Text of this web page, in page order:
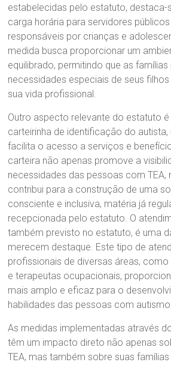
estabelecidas pelo estatuto, destaca-
carga horária para servidores
responsáveis por crianças e
medida busca proporcionar um
equilibrado, permitindo que as
necessidades especiais de seus
sua vida profissional.
Outro aspecto relevante do estatuto é
carteirinha de identificação do
facilita o acesso a serviços e
carteira não apenas promove a
necessidades das pessoas com TEA,
contribui para a construção de uma
consciente e inclusiva, matéria já
recepcionada pelo estatuto. O
também previsto no estatuto, é uma
merecem destaque. Este tipo de
profissionais de diversas áreas,
e terapeutas ocupacionais,
mais amplo e eficaz para o
habilidades das pessoas com
As medidas implementadas através
têm um impacto direto não apenas
TEA, mas também sobre suas